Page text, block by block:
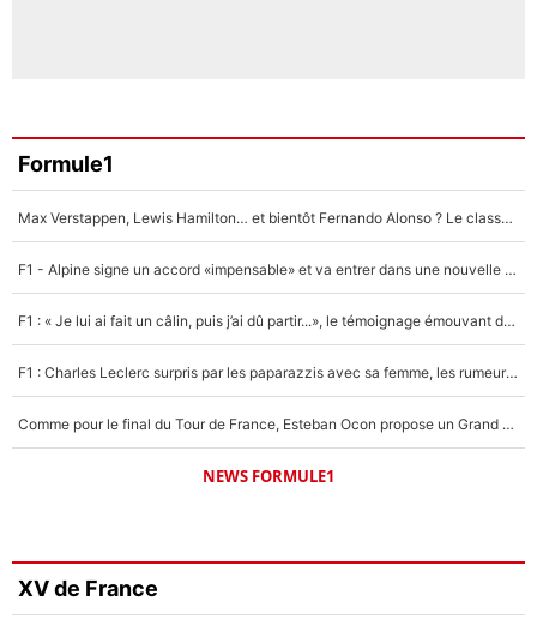
Formule1
Max Verstappen, Lewis Hamilton… et bientôt Fernando Alonso ? Le classement des pilotes les mieux payés en Formule 1 risque de changer !
F1 - Alpine signe un accord «impensable» et va entrer dans une nouvelle dimension : Grande nouvelle pour Pierre Gasly !
F1 : « Je lui ai fait un câlin, puis j’ai dû partir...», le témoignage émouvant de Max Verstappen sur sa fille
F1 : Charles Leclerc surpris par les paparazzis avec sa femme, les rumeurs étaient vraies !
Comme pour le final du Tour de France, Esteban Ocon propose un Grand Prix de Formule 1 à Paris : «Autour de l’Arc de Triomphe, ce serait génial» !
NEWS FORMULE1
XV de France